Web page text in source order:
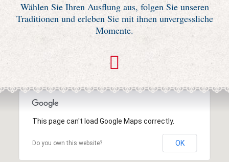
Traditionen
Ausflüge
Wählen Sie Ihren Ausflung aus, folgen Sie unseren
Traditionen und erleben Sie mit ihnen unvergessliche
Momente.
This page can't load Google Maps correctly.
Do you own this website? OK